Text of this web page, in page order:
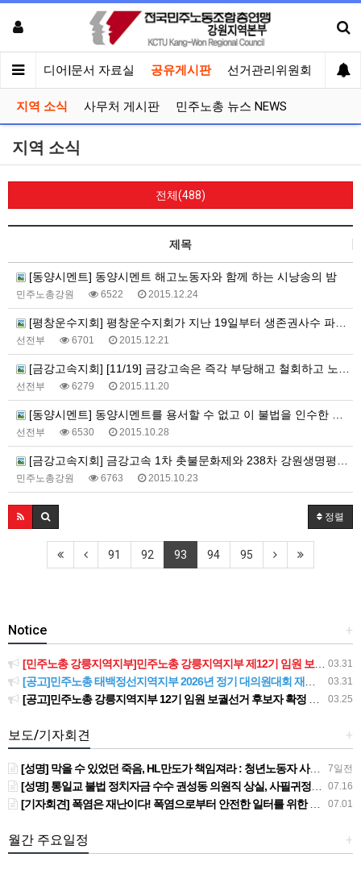
견 미디어|문서 자료실 공유게시판 선거관리위원회
지역 소식 사무처 게시판 민주노총 뉴스 NEWS
지역 소식
전체(488)
제목
[동양시멘트] 동양시멘트 해고노동자와 함께 하는 시낭송의 밤
민주노총강원 6522 2015.12.24
[평창운수지회] 평창운수지회가 지난 19일부터 생존권사수 파업 투쟁에 돌입했습니다!!
선전부 6701 2015.12.21
[금강고속지회] [11/19] 금강고속은 즉각 부당해고 철회하고 노조탄압을 중단하라!!
선전부 6279 2015.11.20
[동양시멘트] 동양시멘트를 용서할 수 없고 이 불법을 인수한 삼표에게도 책임을 물을 것이다!
선전부 6530 2015.10.28
[금강고속지회] 금강고속 1차 촛불문화제와 238차 강원생명평화 기도회
민주노총강원 6763 2015.10.23
정렬
91 92 93 94 95
+
Notice
03.31
[민주노총 강릉지역지부]민주노총 강릉지역지부 제12기 임원 보궐선거결과 공고
03.31
[공고]민주노총 태백정선지역지부 2026년 정기 대의원대회 재소집 건
03.25
[공고]민주노총 강릉지역지부 12기 임원 보궐선거 후보자 확정 공고
+
보도/기자회견
7일전
[성명] 막을 수 있었던 죽음, HL만도가 책임져라 : 청년노동자 사망사고의 철저한 진상규명과 재발방지 대책 마련하라
07.16
[성명] 통일교 불법 정치자금 수수 권성동 의원직 상실, 사필귀정이다
07.01
[기자회견] 폭염은 재난이다! 폭염으로부터 안전한 일터를 위한 민주노총 강원지역본부 폭염감시단 선포 기자회견
+
월간 주요일정